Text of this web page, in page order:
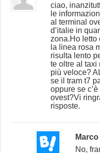
ciao,
le
al terminal
d’italie in
zona.Ho letto
la linea rosa
risulta lento
te oltre al taxi
più veloce?
se il tram t7
oppure se
ovest?Vi
risposte.
No,